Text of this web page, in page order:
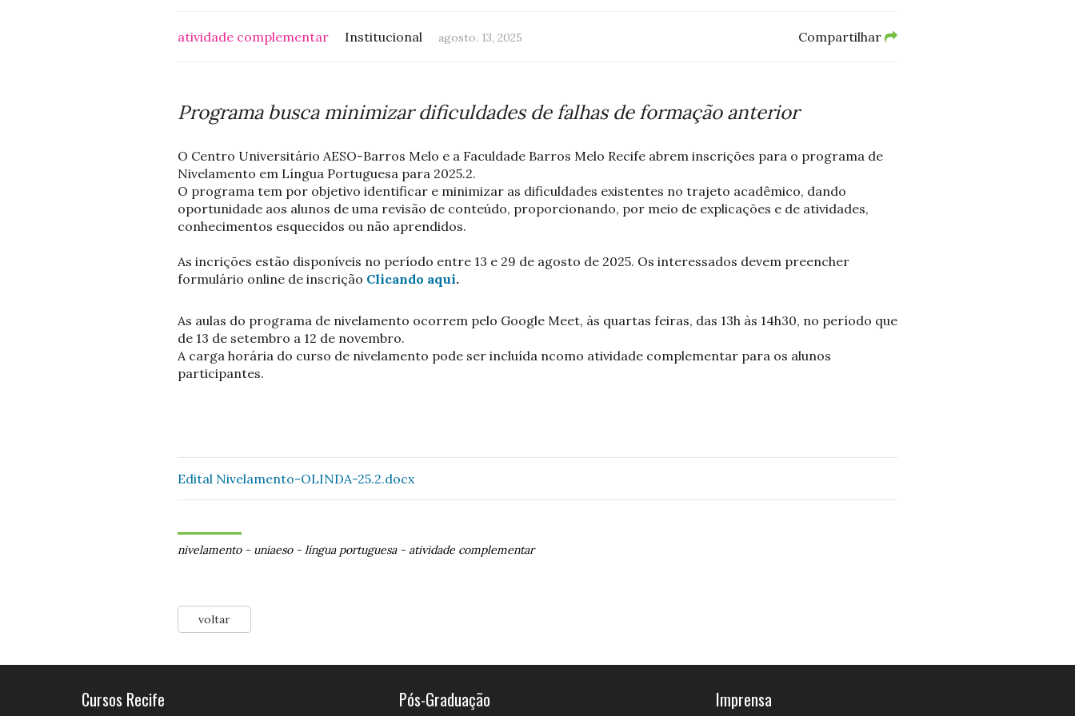
atividade complementar Institucional agosto. 13, 2025 Compartilhar
Programa busca minimizar dificuldades de falhas de formação anterior
O Centro Universitário AESO-Barros Melo e a Faculdade Barros Melo Recife abrem inscrições para o programa de
Nivelamento em Língua Portuguesa para 2025.2.
O programa tem por objetivo identificar e minimizar as dificuldades existentes no trajeto acadêmico, dando
oportunidade aos alunos de uma revisão de conteúdo, proporcionando, por meio de explicações e de atividades,
conhecimentos esquecidos ou não aprendidos.
As incrições estão disponíveis no período entre 13 e 29 de agosto de 2025. Os interessados devem preencher
formulário online de inscrição Clicando aqui.
As aulas do programa de nivelamento ocorrem pelo Google Meet, às quartas feiras, das 13h às 14h30, no período que
de 13 de setembro a 12 de novembro.
A carga horária do curso de nivelamento pode ser incluída ncomo atividade complementar para os alunos
participantes.
Edital Nivelamento-OLINDA-25.2.docx
nivelamento- uniaeso- língua portuguesa- atividade complementar
voltar
Cursos Recife Pós-Graduação Imprensa